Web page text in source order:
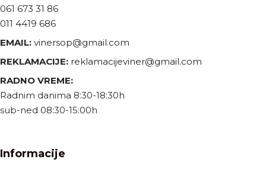
061 673 31 86
011 4419 686
EMAIL: vinersop@gmail.com
REKLAMACIJE: reklamacijeviner@gmail.com
RADNO VREME:
Radnim danima 8:30-18:30h
sub-ned 08:30-15:00h
Informacije